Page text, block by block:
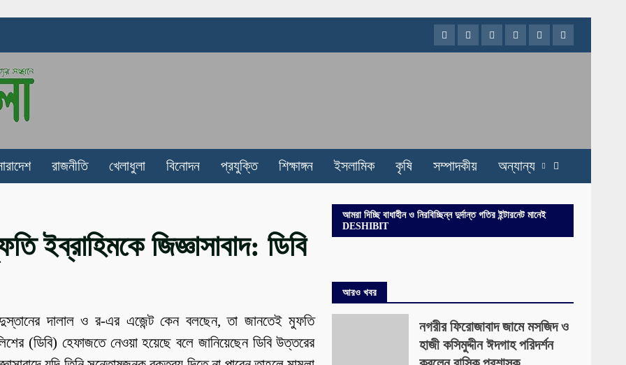
Facebook
TwitterInstagram
Youtube
VK LinkedIn
রাজনীতি খেলাধুলা বিনোদন প্রযুক্তি শিক্ষাঙ্গন ইসলামিক কৃষি সম্পাদকীয় অন্যান্য
ইব্রাহিমকে জিজ্ঞাসাবাদ: ডিবি
দালাল ও র-এর এজেন্ট কেন বলছেন, তা জানতেই মুফতি
(ডিবি) হেফাজতে নেওয়া হয়েছে বলে জানিয়েছেন ডিবি উত্তরের
আমরা দিচ্ছি বাধাহীন ও নিরবিচ্ছিন্ন দুর্দান্ত গতির ইন্টারনেট মানেই
DESHIBIT
আরও খবর
নগরীর ফিরোজাবাদ জামে মসজিদ ও
হাজী কসিমুদ্দীন ঈদগাহ পরিদর্শন